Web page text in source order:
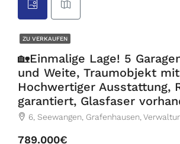
ZU VERKAUFEN
🏡Einmalige Lage! 5
und Weite, Traumobjekt mit
Hochwertiger Ausstattung,
garantiert, Glasfaser
6, Seewangen, Grafenhausen, Verwaltungsverband Oberes Schlüchttal, Landkreis Waldshut,
789.000€